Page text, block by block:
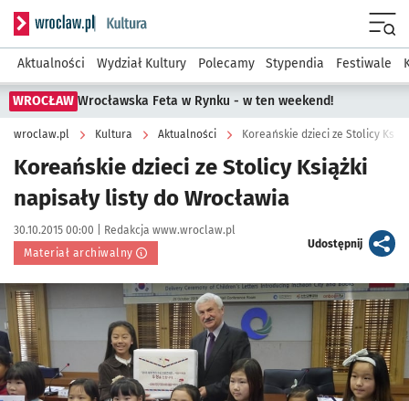
Serwis informacyjny wroclaw.pl podserwis: Kultura
Aktualności Wydział Kultury Polecamy Stypendia Festiwale
WROCŁAW Wrocławska Feta w Rynku - w ten weekend!
wroclaw.pl Kultura Aktualności Koreańskie dzieci ze Stolicy
Koreańskie dzieci ze Stolicy Książki
napisały listy do Wrocławia
Data publikacji:
30.10.2015 00:00 | Autor:
Redakcja www.wroclaw.pl
Materiał archiwalny
Udostępnijartykuł
Kliknij, aby powiększyć